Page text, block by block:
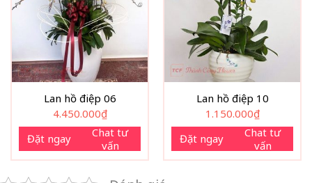
Lan hồ điệp 06
4.450.000₫
Đặt ngay
Chat tư
vấn
Lan hồ điệp 10
1.150.000₫
Đặt ngay
Chat tư
vấn